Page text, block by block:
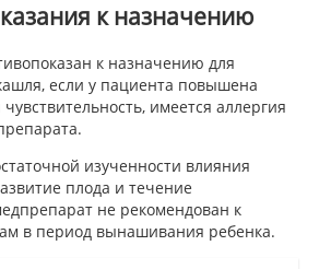
к назначению
к назначению для
если у пациента повышена
имеется аллергия
изученности влияния
плода и течение
не рекомендован к
в период вынашивания ребенка.